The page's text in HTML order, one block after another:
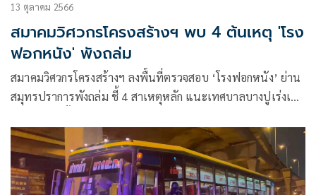
13 ตุลาคม 2566
สมาคมวิศวกรโครงสร้างฯ พบ 4 ต้นเหตุ 'โรง
ฟอกหนัง' พังถล่ม
สมาคมวิศวกรโครงสร้างฯ ลงพื้นที่ตรวจสอบ ‘โรงฟอกหนัง’ ย่าน
สมุทรปราการพังถล่ม ชี้ 4 สาเหตุหลัก แนะเทศบาลบางปูเร่งเช็